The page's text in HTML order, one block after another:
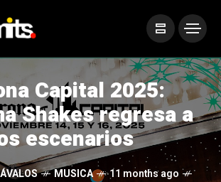
Capital 2025:
Shakes regresa a
escenarios
MUSICA
11 months ago